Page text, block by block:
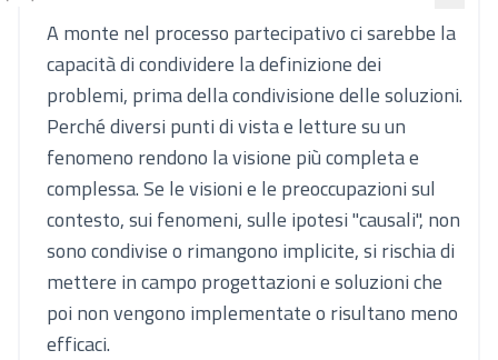
A monte nel processo partecipativo ci sarebbe la
capacità di condividere la definizione dei
problemi, prima della condivisione delle soluzioni.
Perché diversi punti di vista e letture su un
fenomeno rendono la visione più completa e
complessa. Se le visioni e le preoccupazioni sul
contesto, sui fenomeni, sulle ipotesi "causali", non
sono condivise o rimangono implicite, si rischia di
mettere in campo progettazioni e soluzioni che
poi non vengono implementate o risultano meno
efficaci.